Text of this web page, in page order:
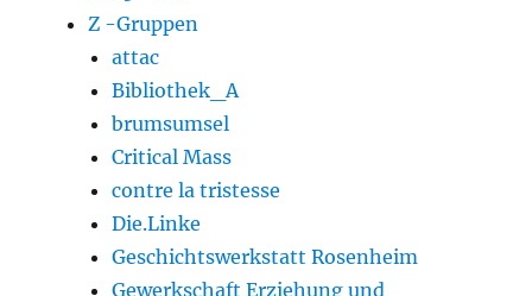
Z -Gruppen
attac
Bibliothek_A
brumsumsel
Critical Mass
contre la tristesse
Die.Linke
Geschichtswerkstatt Rosenheim
Gewerkschaft Erziehung und